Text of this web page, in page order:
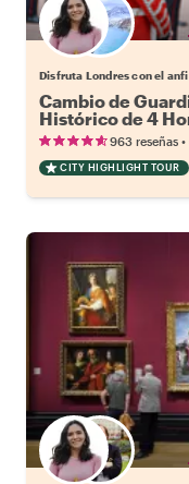
Elige tu
Disfruta Londres con el
Cambio de
Histórico de 4
963 reseñas •
CITY HIGHLIGHT TOUR
Elige tu